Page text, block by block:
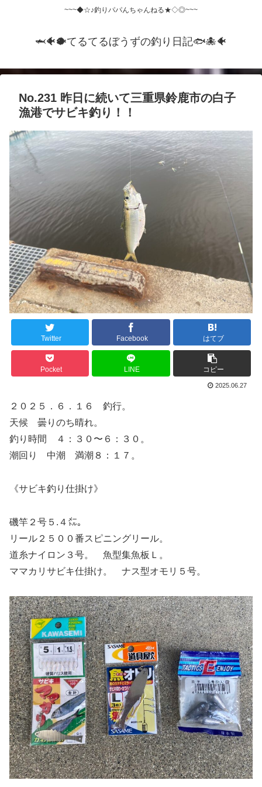
~~~◆☆♪釣りパパんちゃんねる★◇◎~~~
🦈🐠🐡てるてるぼうずの釣り日記🐟️🐙🐠
No.231 昨日に続いて三重県鈴鹿市の白子
漁港でサビキ釣り！！
Twitter Facebook はてブ
Pocket LINE コピー
2025.06.27
２０２５．６．１６ 釣行。
天候 曇りのち晴れ。
釣り時間 ４：３０〜６：３０。
潮回り 中潮 満潮８：１７。
《サビキ釣り仕掛け》
磯竿２号５.４㍍。
リール２５００番スピニングリール。
道糸ナイロン３号。 魚型集魚板Ｌ。
ママカリサビキ仕掛け。 ナス型オモリ５号。